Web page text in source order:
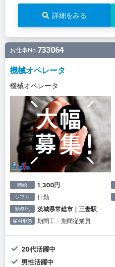
詳細をみる
お仕事No.733064
機械オペレータ
機械オペレータ
時給 1,300円
シフト 日勤
勤務地 茨城県常総市｜三妻駅
雇用形態 期間工・期間従業員
20代活躍中
男性活躍中